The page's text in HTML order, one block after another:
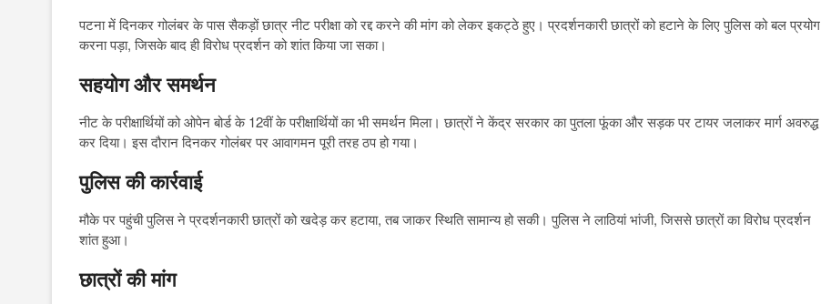
पटना में दिनकर गोलंबर के पास सैकड़ों छात्र नीट परीक्षा को रद्द करने की मांग को लेकर इकट्ठे हुए। प्रदर्शनकारी छात्रों को हटाने के लिए पुलिस को बल प्रयोग
करना पड़ा, जिसके बाद ही विरोध प्रदर्शन को शांत किया जा सका।
सहयोग और समर्थन
नीट के परीक्षार्थियों को ओपेन बोर्ड के 12वीं के परीक्षार्थियों का भी समर्थन मिला। छात्रों ने केंद्र सरकार का पुतला फूंका और सड़क पर टायर जलाकर मार्ग अवरुद्ध
कर दिया। इस दौरान दिनकर गोलंबर पर आवागमन पूरी तरह ठप हो गया।
पुलिस की कार्रवाई
मौके पर पहुंची पुलिस ने प्रदर्शनकारी छात्रों को खदेड़ कर हटाया, तब जाकर स्थिति सामान्य हो सकी। पुलिस ने लाठियां भांजी, जिससे छात्रों का विरोध प्रदर्शन
शांत हुआ।
छात्रों की मांग